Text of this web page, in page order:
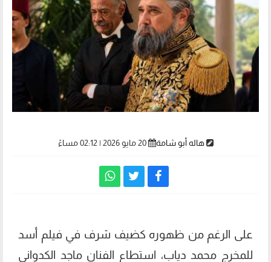
هاله أبو شامة 20 مايو 2026 | 02:12 مساءً
على الرغم من ظهوره كضيف شرف في فيلم أسد
للمخرج محمد دياب، استطاع الفنان ماجد الكدواني